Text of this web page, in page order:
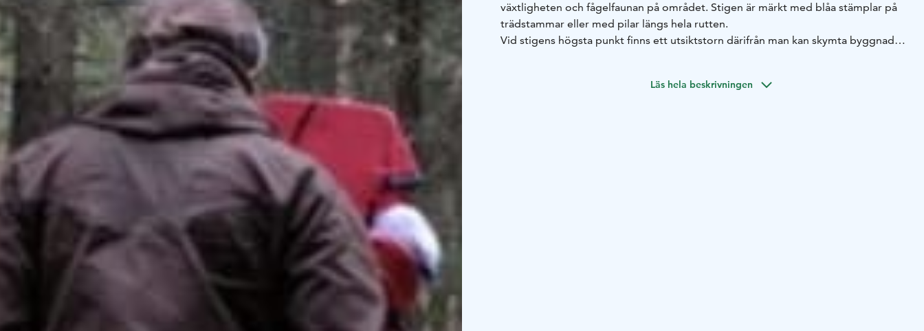
växtligheten och fågelfaunan på området. Stigen är märkt med blåa stämplar på
trädstammar eller med pilar längs hela rutten.
Vid stigens högsta punkt finns ett utsiktstorn därifrån man kan skymta byggnader
Läs hela beskrivningen